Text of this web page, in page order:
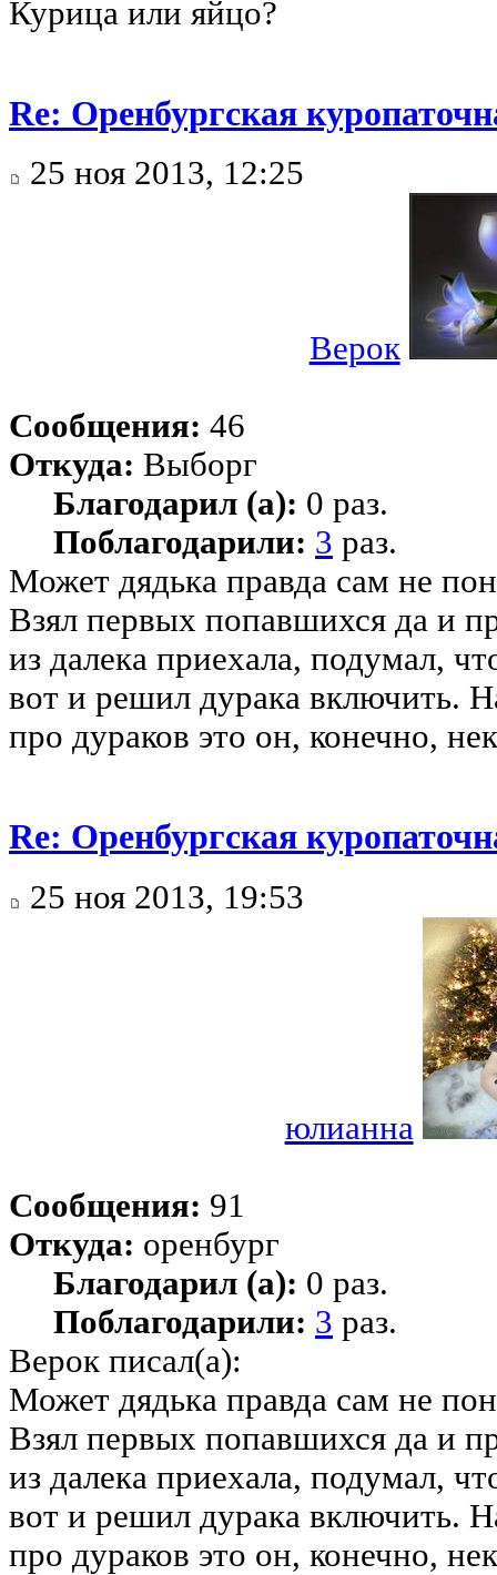
Курица или яйцо?
Re: Оренбургская
25 ноя 2013, 12:25
Верок
Сообщения: 46
Откуда: Выборг
Благодарил (а): 0 раз.
Поблагодарили: 3 раз.
Может дядька правда сам не
Взял первых попавшихся да и
из далека приехала, подумал,
вот и решил дурака включить.
про дураков это он, конечно,
Re: Оренбургская
25 ноя 2013, 19:53
юлианна
Сообщения: 91
Откуда: оренбург
Благодарил (а): 0 раз.
Поблагодарили: 3 раз.
Верок писал(а):
Может дядька правда сам не
Взял первых попавшихся да и
из далека приехала, подумал,
вот и решил дурака включить.
про дураков это он, конечно,